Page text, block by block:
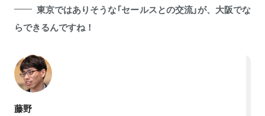
東京ではありそうな「セールスとの交流」が、大阪でな
らできるんですね！
藤野